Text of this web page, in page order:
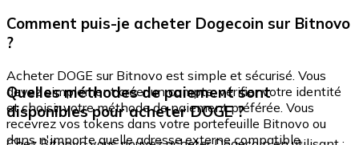
Comment puis-je acheter Dogecoin sur Bitnovo
?
Acheter DOGE sur Bitnovo est simple et sécurisé. Vous
devez simplement créer un compte, vérifier votre identité
et choisir votre méthode de paiement préférée. Vous
recevrez vos tokens dans votre portefeuille Bitnovo ou
dans n'importe quelle adresse externe compatible.
Quelles méthodes de paiement sont
disponibles pour acheter DOGE ?